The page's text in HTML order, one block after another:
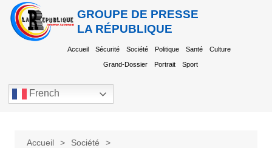
GROUPE DE PRESSE
LA RÉPUBLIQUE
Accueil Sécurité Société Politique Santé Culture
Grand-Dossier Portrait Sport
French
Accueil
Société